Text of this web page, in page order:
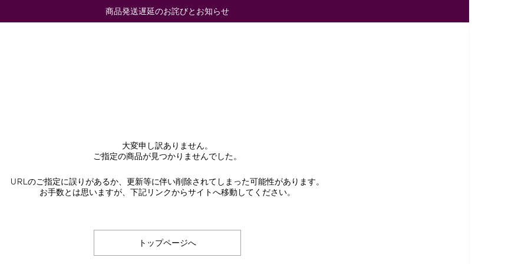
商品発送遅延のお詫びとお知らせ
大変申し訳ありません。
ご指定の商品が見つかりませんでした。
URLのご指定に誤りがあるか、更新等に伴い削除されてしまった可能性があります。
お手数とは思いますが、下記リンクからサイトへ移動してください。
トップページへ